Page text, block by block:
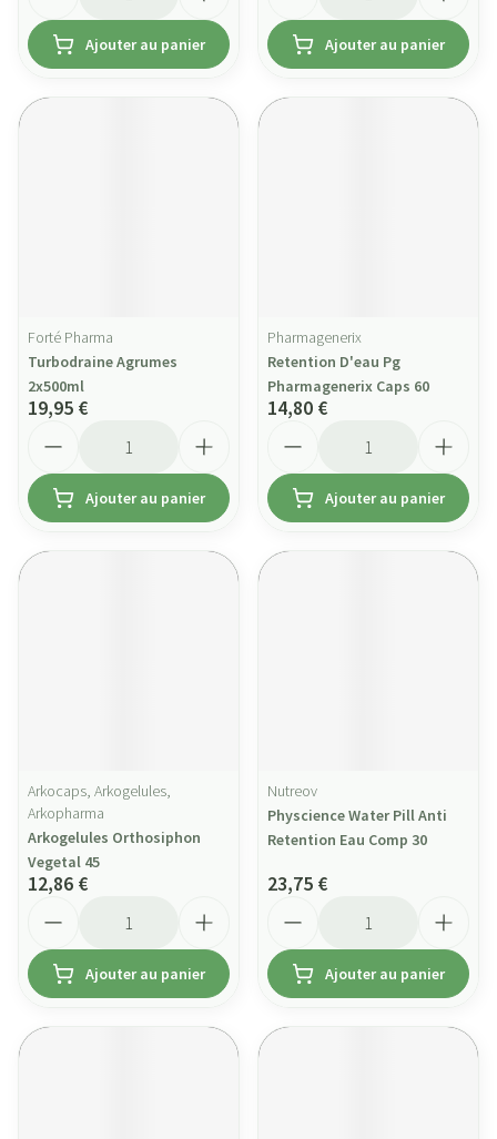
Ajouter au panier Ajouter au panier
Forté Pharma
Turbodraine Agrumes
2x500ml
19,95 €
Ajouter au panier
Pharmagenerix
Retention D'eau Pg
Pharmagenerix Caps 60
14,80 €
Ajouter au panier
Arkocaps, Arkogelules,
Arkopharma
Arkogelules Orthosiphon
Vegetal 45
12,86 €
Ajouter au panier
Nutreov
Physcience Water Pill Anti
Retention Eau Comp 30
23,75 €
Ajouter au panier